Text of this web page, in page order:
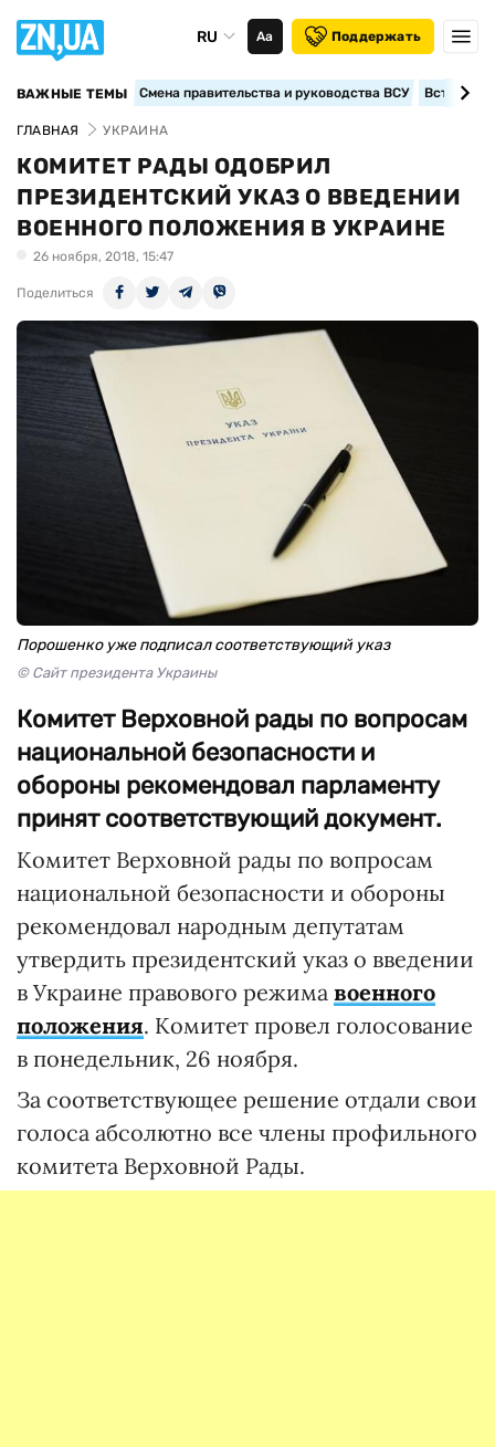
RU Аа Поддержать
ВАЖНЫЕ ТЕМЫ Смена правительства и руководства ВСУ
ГЛАВНАЯ УКРАИНА
КОМИТЕТ РАДЫ ОДОБРИЛ
ПРЕЗИДЕНТСКИЙ УКАЗ О ВВЕДЕНИИ
ВОЕННОГО ПОЛОЖЕНИЯ В УКРАИНЕ
26 ноября, 2018, 15:47
Поделиться
Порошенко уже подписал соответствующий указ
© Сайт президента Украины
Комитет Верховной рады по вопросам
национальной безопасности и
обороны рекомендовал парламенту
принят соответствующий документ.
Комитет Верховной рады по вопросам
национальной безопасности и обороны
рекомендовал народным депутатам
утвердить президентский указ о введении
в Украине правового режима военного
положения. Комитет провел голосование
в понедельник, 26 ноября.
За соответствующее решение отдали свои
голоса абсолютно все члены профильного
комитета Верховной Рады.